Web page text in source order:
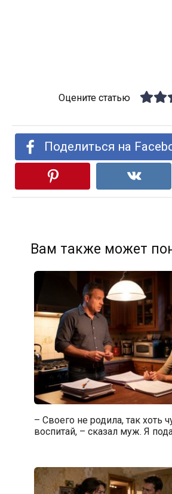
Оцените статью
Поделиться на
Вам также может
– Своего не родила, так хоть
воспитай, – сказал муж. Я